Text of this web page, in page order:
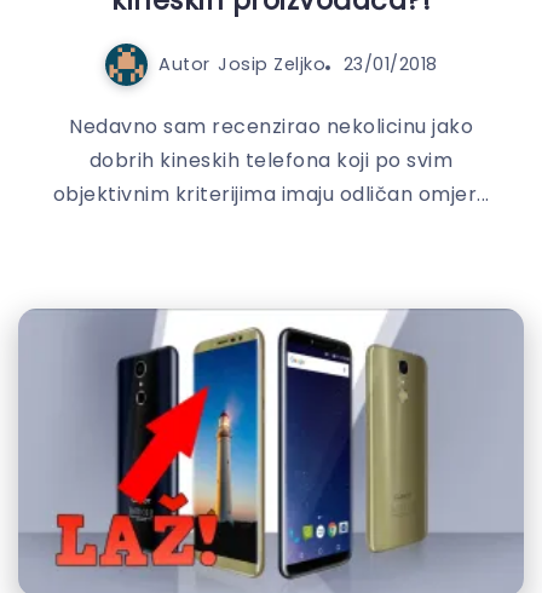
Autor Josip Zeljko 23/01/2018
Nedavno sam recenzirao nekolicinu jako
dobrih kineskih telefona koji po svim
objektivnim kriterijima imaju odličan omjer...